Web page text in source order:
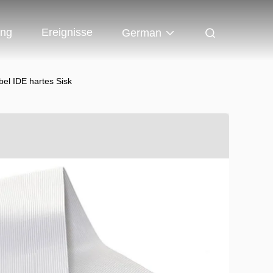
Ereignisse German
IDE hartes Sisk